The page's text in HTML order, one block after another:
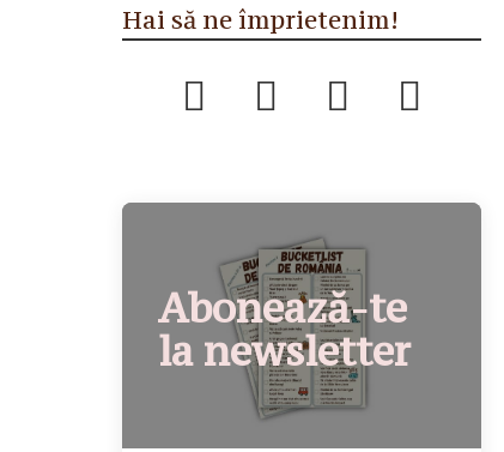
Hai să ne împrietenim!
Abonează-te
la newsletter